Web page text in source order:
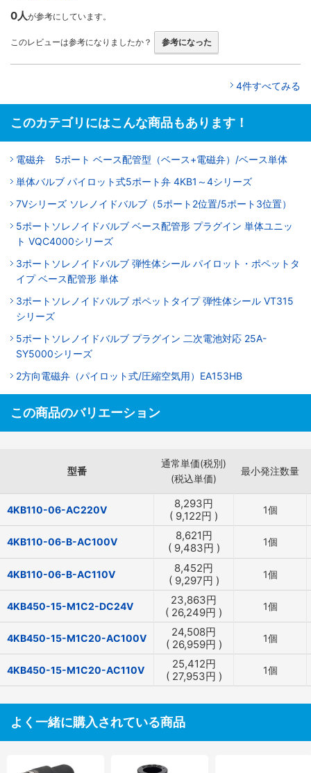
0人が参考にしています。
このレビューは参考になりましたか？ 参考になった
4件すべてみる
このカテゴリにはこんな商品もあります！
電磁弁 5ポート ベース配管型（ベース+電磁弁）/ベース単体
単体バルブ パイロット式5ポート弁 4KB1～4シリーズ
7Vシリーズ ソレノイドバルブ（5ポート2位置/5ポート3位置）
5ポートソレノイドバルブ ベース配管形 プラグイン 単体ユニッ
ト VQC4000シリーズ
3ポートソレノイドバルブ 弾性体シール パイロット・ポペットタ
イプ ベース配管形 単体
3ポートソレノイドバルブ ポペットタイプ 弾性体シール VT315
シリーズ
5ポートソレノイドバルブ プラグイン 二次電池対応 25A-
SY5000シリーズ
2方向電磁弁（パイロット式/圧縮空気用）EA153HB
この商品のバリエーション
型番
通常単価(税別)
(税込単価)
最小発注数量
4KB110-06-AC220V 8,293円
( 9,122円 ) 1個
4KB110-06-B-AC100V 8,621円
( 9,483円 ) 1個
4KB110-06-B-AC110V 8,452円
( 9,297円 ) 1個
4KB450-15-M1C2-DC24V 23,863円
( 26,249円 ) 1個
4KB450-15-M1C20-AC100V 24,508円
( 26,959円 ) 1個
4KB450-15-M1C20-AC110V 25,412円
( 27,953円 ) 1個
よく一緒に購入されている商品